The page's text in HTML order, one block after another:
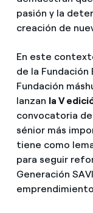
pasión y la
creación de
En este
de la Fundación
Fundación
lanzan la V
convocatoria
sénior más
tiene como
para seguir
Generación